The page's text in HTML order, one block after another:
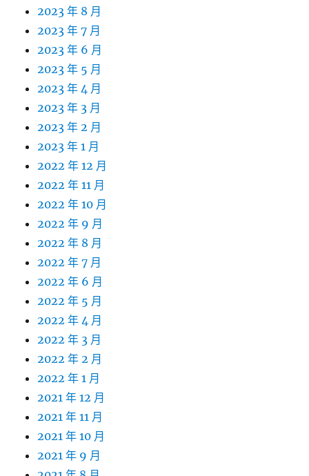
2023 年 8 月
2023 年 7 月
2023 年 6 月
2023 年 5 月
2023 年 4 月
2023 年 3 月
2023 年 2 月
2023 年 1 月
2022 年 12 月
2022 年 11 月
2022 年 10 月
2022 年 9 月
2022 年 8 月
2022 年 7 月
2022 年 6 月
2022 年 5 月
2022 年 4 月
2022 年 3 月
2022 年 2 月
2022 年 1 月
2021 年 12 月
2021 年 11 月
2021 年 10 月
2021 年 9 月